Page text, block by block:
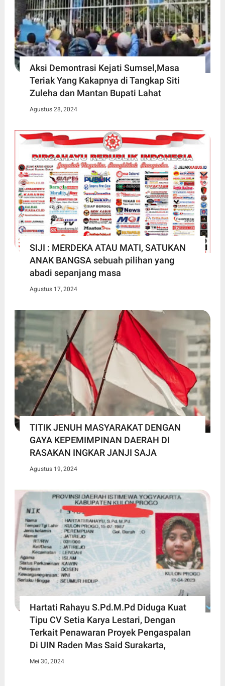
Aksi Demontrasi Kejati Sumsel,Masa
Teriak Yang Kakapnya di Tangkap Siti
Zuleha dan Mantan Bupati Lahat
Agustus 28, 2024
SIJI : MERDEKA ATAU MATI, SATUKAN
ANAK BANGSA sebuah pilihan yang
abadi sepanjang masa
Agustus 17, 2024
TITIK JENUH MASYARAKAT DENGAN
GAYA KEPEMIMPINAN DAERAH DI
RASAKAN INGKAR JANJI SAJA
Agustus 19, 2024
Hartati Rahayu S.Pd.M.Pd Diduga Kuat
Tipu CV Setia Karya Lestari, Dengan
Terkait Penawaran Proyek Pengaspalan
Di UIN Raden Mas Said Surakarta,
Mei 30, 2024